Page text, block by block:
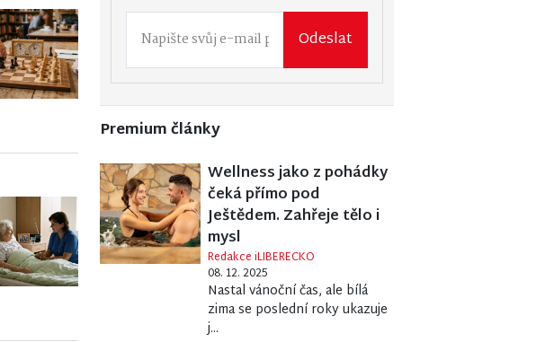
Odeslat
Premium články
Wellness jako z pohádky
čeká přímo pod
Ještědem. Zahřeje tělo i
mysl
Redakce iLIBERECKO
08. 12. 2025
Nastal vánoční čas, ale bílá
zima se poslední roky ukazuje
j...